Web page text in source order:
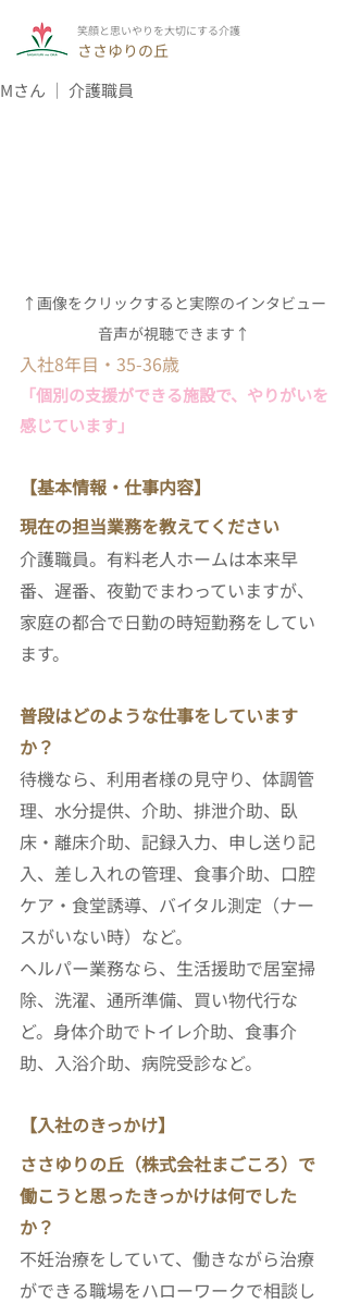
​笑顔と思いやりを大切にする介護
​ささゆりの丘
Mさん ｜ 介護職員
↑画像をクリックすると実際のインタビュー
音声が視聴できます↑
入社8年目・35-36歳
「個別の支援ができる施設で、やりがいを
感じています」
【基本情報・仕事内容】
現在の担当業務を教えてください
介護職員。有料老人ホームは本来早
番、遅番、夜勤でまわっていますが、
家庭の都合で日勤の時短勤務をしてい
ます。
普段はどのような仕事をしています
か？
待機なら、利用者様の見守り、体調管
理、水分提供、介助、排泄介助、臥
床・離床介助、記録入力、申し送り記
入、差し入れの管理、食事介助、口腔
ケア・食堂誘導、バイタル測定（ナー
スがいない時）など。
ヘルパー業務なら、生活援助で居室掃
除、洗濯、通所準備、買い物代行な
ど。身体介助でトイレ介助、食事介
助、入浴介助、病院受診など。
【入社のきっかけ】
ささゆりの丘（株式会社まごころ）で
働こうと思ったきっかけは何でした
か？
不妊治療をしていて、働きながら治療
ができる職場をハローワークで相談し